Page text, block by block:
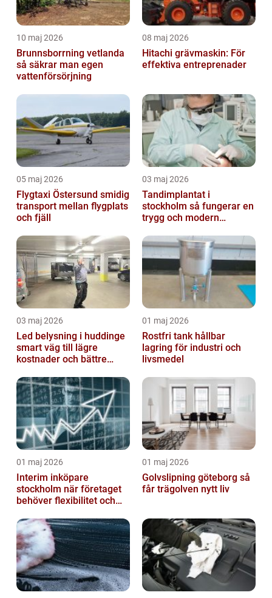
10 maj 2026
Brunnsborrning vetlanda
så säkrar man egen
vattenförsörjning
08 maj 2026
Hitachi grävmaskin: För
effektiva entreprenader
05 maj 2026
Flygtaxi Östersund smidig
transport mellan flygplats
och fjäll
03 maj 2026
Tandimplantat i
stockholm så fungerar en
trygg och modern
03 maj 2026
Led belysning i huddinge
smart väg till lägre
kostnader och bättre
01 maj 2026
Rostfri tank hållbar
lagring för industri och
livsmedel
01 maj 2026
Interim inköpare
stockholm när företaget
behöver flexibilitet och
01 maj 2026
Golvslipning göteborg så
får trägolven nytt liv